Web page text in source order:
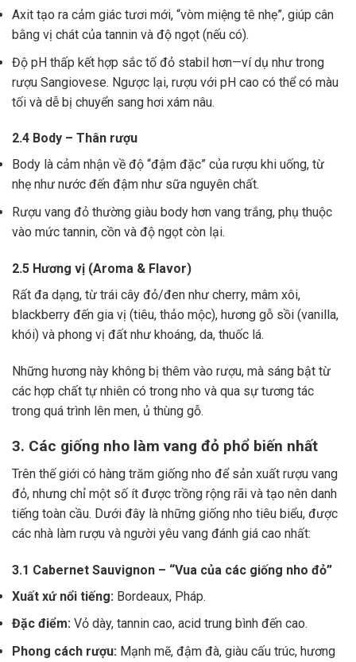
Axit tạo ra cảm giác tươi mới, “vòm miệng tê nhẹ”, giúp cân
bằng vị chát của tannin và độ ngọt (nếu có).
Độ pH thấp kết hợp sắc tố đỏ stabil hơn—ví dụ như trong
rượu Sangiovese. Ngược lại, rượu với pH cao có thể có màu
tối và dễ bị chuyển sang hơi xám nâu.
2.4 Body – Thân rượu
Body là cảm nhận về độ “đậm đặc” của rượu khi uống, từ
nhẹ như nước đến đậm như sữa nguyên chất.
Rượu vang đỏ thường giàu body hơn vang trắng, phụ thuộc
vào mức tannin, cồn và độ ngọt còn lại.
2.5 Hương vị (Aroma & Flavor)
Rất đa dạng, từ trái cây đỏ/đen như cherry, mâm xôi,
blackberry đến gia vị (tiêu, thảo mộc), hương gỗ sồi (vanilla,
khói) và phong vị đất như khoáng, da, thuốc lá.
Những hương này không bị thêm vào rượu, mà sáng bật từ
các hợp chất tự nhiên có trong nho và qua sự tương tác
trong quá trình lên men, ủ thùng gỗ.
3. Các giống nho làm vang đỏ phổ biến nhất
Trên thế giới có hàng trăm giống nho để sản xuất rượu vang
đỏ, nhưng chỉ một số ít được trồng rộng rãi và tạo nên danh
tiếng toàn cầu. Dưới đây là những giống nho tiêu biểu, được
các nhà làm rượu và người yêu vang đánh giá cao nhất:
3.1 Cabernet Sauvignon – “Vua của các giống nho đỏ”
Xuất xứ nổi tiếng: Bordeaux, Pháp.
Đặc điểm: Vỏ dày, tannin cao, acid trung bình đến cao.
Phong cách rượu: Mạnh mẽ, đậm đà, giàu cấu trúc, hương